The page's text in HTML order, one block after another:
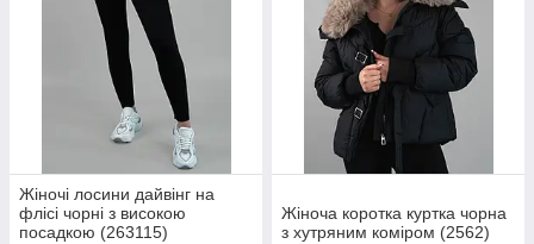
Жіночі лосини дайвінг на
флісі чорні з високою
посадкою (263115)
Жіноча коротка куртка чорна
з хутряним коміром (2562)